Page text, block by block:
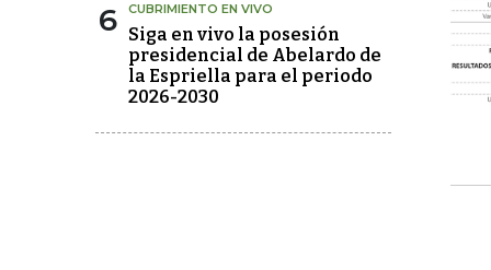
6 CUBRIMIENTO EN VIVO
Siga en vivo la posesión
presidencial de Abelardo de
la Espriella para el periodo
2026-2030